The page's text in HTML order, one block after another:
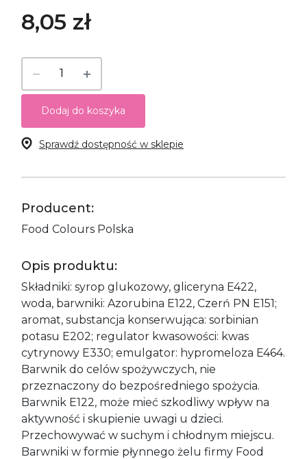
8,05 zł
Dodaj do koszyka
Sprawdź dostępność w sklepie
Producent:
Food Colours Polska
Opis produktu:
Składniki: syrop glukozowy, gliceryna E422,
woda, barwniki: Azorubina E122, Czerń PN E151;
aromat, substancja konserwująca: sorbinian
potasu E202; regulator kwasowości: kwas
cytrynowy E330; emulgator: hypromeloza E464.
Barwnik do celów spożywczych, nie
przeznaczony do bezpośredniego spożycia.
Barwnik E122, może mieć szkodliwy wpływ na
aktywność i skupienie uwagi u dzieci.
Przechowywać w suchym i chłodnym miejscu.
Barwniki w formie płynnego żelu firmy Food